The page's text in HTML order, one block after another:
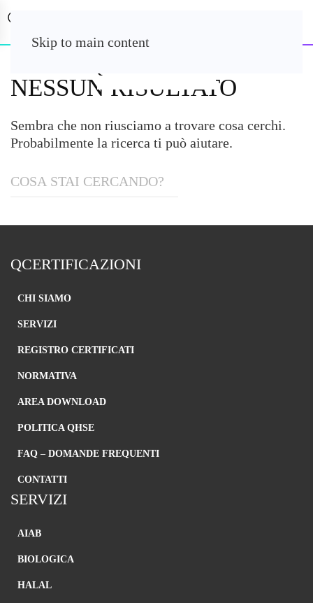
Skip to main content
NESSUN RISULTATO
Sembra che non riusciamo a trovare cosa cerchi.
Probabilmente la ricerca ti può aiutare.
QCERTIFICAZIONI
CHI SIAMO
SERVIZI
REGISTRO CERTIFICATI
NORMATIVA
AREA DOWNLOAD
POLITICA QHSE
FAQ – DOMANDE FREQUENTI
CONTATTI
SERVIZI
AIAB
BIOLOGICA
HALAL